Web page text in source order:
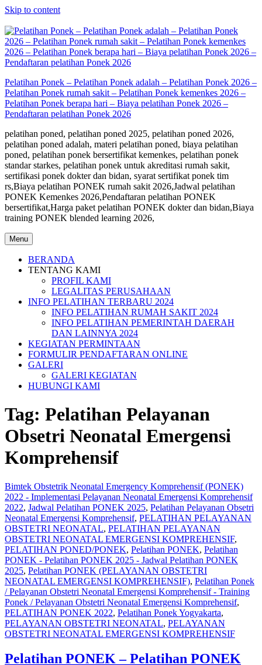
Skip to content
Pelatihan Ponek – Pelatihan Ponek adalah – Pelatihan Ponek 2026 –
Pelatihan Ponek rumah sakit – Pelatihan Ponek kemenkes 2026 –
Pelatihan Ponek berapa hari – Biaya pelatihan Ponek 2026 –
Pendaftaran pelatihan Ponek 2026
pelatihan poned, pelatihan poned 2025, pelatihan poned 2026,
pelatihan poned adalah, materi pelatihan poned, biaya pelatihan
poned, pelatihan ponek bersertifikat kemenkes, pelatihan ponek
standar starkes, pelatihan ponek untuk akreditasi rumah sakit,
sertifikasi ponek dokter dan bidan, syarat sertifikat ponek tim
rs,Biaya pelatihan PONEK rumah sakit 2026,Jadwal pelatihan
PONEK Kemenkes 2026,Pendaftaran pelatihan PONEK
bersertifikat,Harga paket pelatihan PONEK dokter dan bidan,Biaya
training PONEK blended learning 2026,
Menu
BERANDA
TENTANG KAMI
PROFIL KAMI
LEGALITAS PERUSAHAAN
INFO PELATIHAN TERBARU 2024
INFO PELATIHAN RUMAH SAKIT 2024
INFO PELATIHAN PEMERINTAH DAERAH
DAN LAINNYA 2024
KEGIATAN PERMINTAAN
FORMULIR PENDAFTARAN ONLINE
GALERI
GALERI KEGIATAN
HUBUNGI KAMI
Tag: Pelatihan Pelayanan
Obsetri Neonatal Emergensi
Komprehensif
Bimtek Obstetrik Neonatal Emergency Komprehensif (PONEK)
2022 - Implementasi Pelayanan Neonatal Emergensi Komprehensif
2022, Jadwal Pelatihan PONEK 2025, Pelatihan Pelayanan Obsetri
Neonatal Emergensi Komprehensif, PELATIHAN PELAYANAN
OBSTETRI NEONATAL, PELATIHAN PELAYANAN
OBSTETRI NEONATAL EMERGENSI KOMPREHENSIF,
PELATIHAN PONED/PONEK, Pelatihan PONEK, Pelatihan
PONEK - Pelatihan PONEK 2025 - Jadwal Pelatihan PONEK
2025, Pelatihan PONEK (PELAYANAN OBSTETRI
NEONATAL EMERGENSI KOMPREHENSIF), Pelatihan Ponek
/ Pelayanan Obstetri Neonatal Emergensi Komprehensif - Training
Ponek / Pelayanan Obstetri Neonatal Emergensi Komprehensif,
PELATIHAN PONEK 2022, Pelatihan Ponek Yogyakarta,
PELAYANAN OBSTETRI NEONATAL, PELAYANAN
OBSTETRI NEONATAL EMERGENSI KOMPREHENSIF
Pelatihan PONEK – Pelatihan PONEK